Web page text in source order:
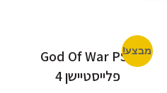
מבצע!God Of War PS4
פלייסטיישן 4